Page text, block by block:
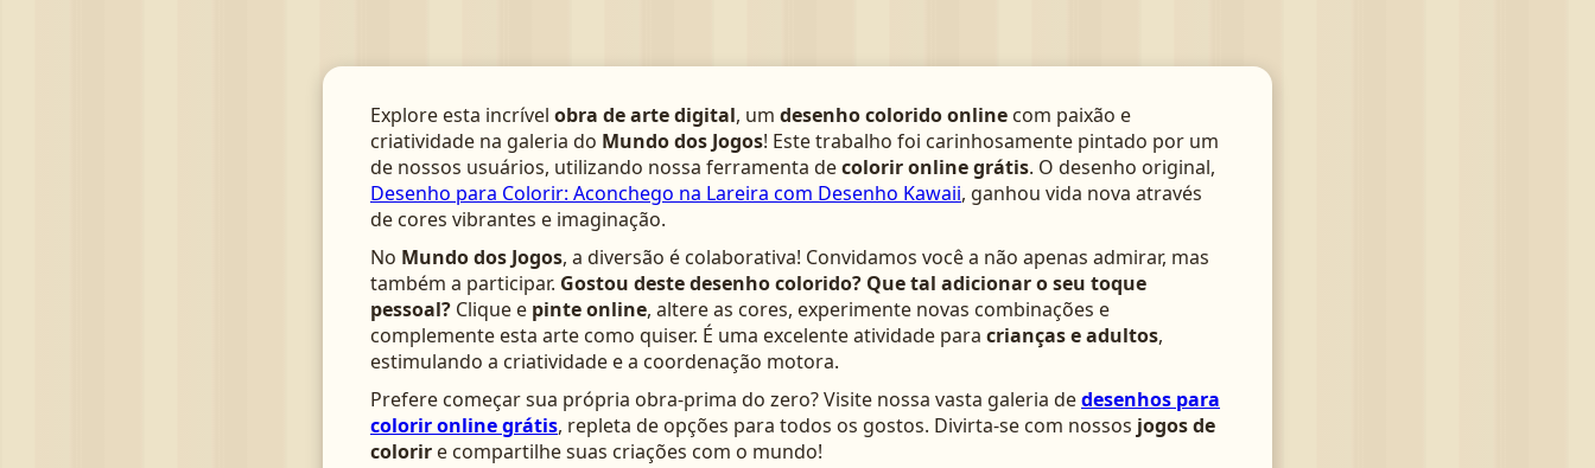
Explore esta incrível obra de arte digital, um desenho colorido online com paixão e
criatividade na galeria do Mundo dos Jogos! Este trabalho foi carinhosamente pintado por um
de nossos usuários, utilizando nossa ferramenta decolorir online grátis. O desenho original,
Desenho para Colorir: Aconchego na Lareira com Desenho Kawaii, ganhou vida nova através
de cores vibrantes e imaginação.
No Mundo dos Jogos, a diversão é colaborativa! Convidamos você a não apenas admirar, mas
também a participar. Gostou deste desenho colorido? Que tal adicionar o seu toque
pessoal? Clique e pinte online, altere as cores, experimente novas combinações e
complemente esta arte como quiser. É uma excelente atividade para crianças e adultos,
estimulando a criatividade e a coordenação motora.
Prefere começar sua própria obra-prima do zero? Visite nossa vasta galeria dedesenhos para
colorir online grátis, repleta de opções para todos os gostos. Divirta-se com nossos jogos de
colorir e compartilhe suas criações com o mundo!